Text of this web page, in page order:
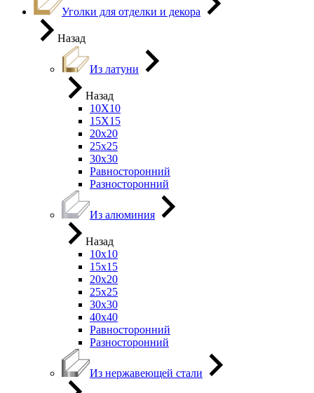
Уголки для отделки и декора
Назад
Из латуни
Назад
10Х10
15Х15
20х20
25х25
30х30
Равносторонний
Разносторонний
Из алюминия
Назад
10х10
15х15
20х20
25х25
30х30
40х40
Равносторонний
Разносторонний
Из нержавеющей стали